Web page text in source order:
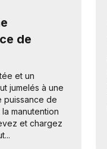
de
et un
jumelés à une
puissance de
manutention
et chargez